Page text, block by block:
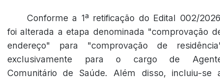
Conforme a 1ª retificação do Edital 002/
foi alterada a etapa denominada "comprovação
endereço" para "comprovação de
exclusivamente para o cargo de
Comunitário de Saúde. Além disso, incluiu-se